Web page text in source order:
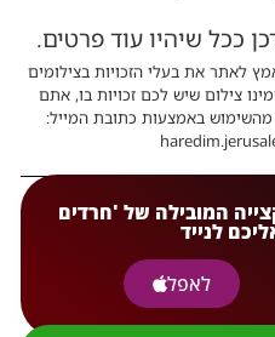
ככל שיהיו עוד פרטים.
לאתר את בעלי הזכויות בצילומים
צילום שיש לכם זכויות בו, אתם
מהשימוש באמצעות כתובת המייל:
המובילה של 'חרדים
לנייד
לאפל